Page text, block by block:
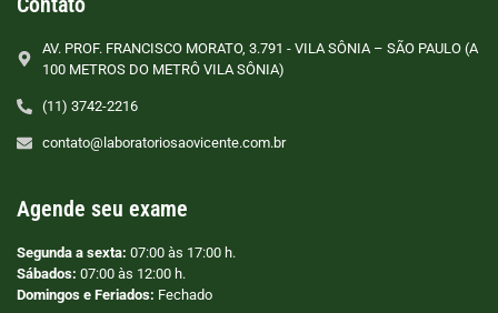
AV. PROF. FRANCISCO MORATO, 3.791 - VILA SÔNIA – SÃO PAULO (A
100 METROS DO METRÔ VILA SÔNIA)
(11) 3742-2216
contato@laboratoriosaovicente.com.br
Agende seu exame
Segunda a sexta: 07:00 às 17:00 h.
Sábados: 07:00 às 12:00 h.
Domingos e Feriados: Fechado